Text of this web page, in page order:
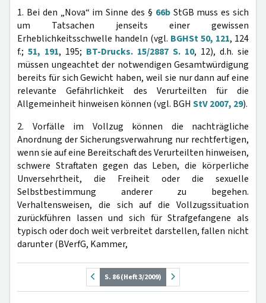
1. Bei den „Nova“ im Sinne des § 66bStGB muss es sich
um Tatsachen jenseits einer gewissen
Erheblichkeitsschwelle handeln (vgl. BGHSt 50, 121, 124
f.; 51, 191, 195; BT-Drucks. 15/2887 S. 10, 12), d.h. sie
müssen ungeachtet der notwendigen Gesamtwürdigung
bereits für sich Gewicht haben, weil sie nur dann auf eine
relevante Gefährlichkeit des Verurteilten für die
Allgemeinheit hinweisen können (vgl. BGH StV 2007, 29).
2. Vorfälle im Vollzug können die nachträgliche
Anordnung der Sicherungsverwahrung nur rechtfertigen,
wenn sie auf eine Bereitschaft des Verurteilten hinweisen,
schwere Straftaten gegen das Leben, die körperliche
Unversehrtheit, die Freiheit oder die sexuelle
Selbstbestimmung anderer zu begehen.
Verhaltensweisen, die sich auf die Vollzugssituation
zurückführen lassen und sich für Strafgefangene als
typisch oder doch weit verbreitet darstellen, fallen nicht
darunter (BVerfG, Kammer,
S. 86 (Heft 3/2009)